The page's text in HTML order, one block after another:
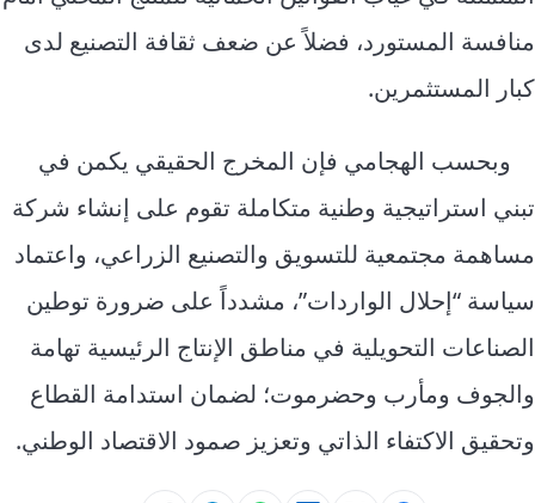
منافسة المستورد، فضلاً عن ضعف ثقافة التصنيع لدى
كبار المستثمرين.
وبحسب الهجامي فإن المخرج الحقيقي يكمن في
تبني استراتيجية وطنية متكاملة تقوم على إنشاء شركة
مساهمة مجتمعية للتسويق والتصنيع الزراعي، واعتماد
سياسة “إحلال الواردات”، مشدداً على ضرورة توطين
الصناعات التحويلية في مناطق الإنتاج الرئيسية تهامة
والجوف ومأرب وحضرموت؛ لضمان استدامة القطاع
وتحقيق الاكتفاء الذاتي وتعزيز صمود الاقتصاد الوطني.